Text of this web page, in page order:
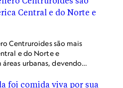
Centruroides são mais
e do Norte e
urbanas, devendo
exemplares de